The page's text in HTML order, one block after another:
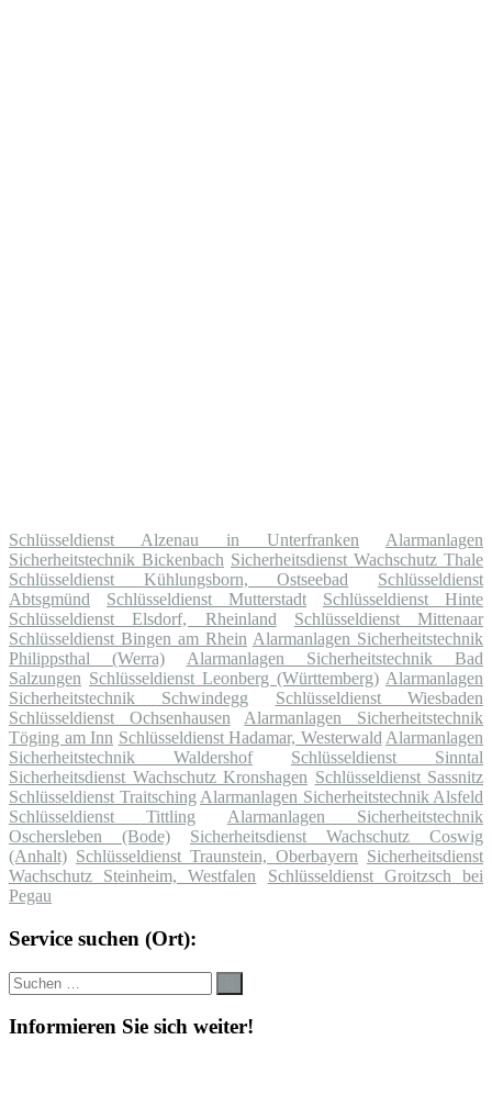
Schlüsseldienst Alzenau in Unterfranken
Alarmanlagen
Sicherheitstechnik Bickenbach Sicherheitsdienst Wachschutz Thale
Schlüsseldienst Kühlungsborn, Ostseebad
Schlüsseldienst
Abtsgmünd
Schlüsseldienst Mutterstadt
Schlüsseldienst Hinte
Schlüsseldienst Elsdorf, Rheinland
Schlüsseldienst Mittenaar
Schlüsseldienst Bingen am Rhein Alarmanlagen Sicherheitstechnik
Philippsthal (Werra)
Alarmanlagen Sicherheitstechnik Bad
Salzungen Schlüsseldienst Leonberg (Württemberg) Alarmanlagen
Sicherheitstechnik Schwindegg
Schlüsseldienst Wiesbaden
Schlüsseldienst Ochsenhausen
Alarmanlagen Sicherheitstechnik
Töging am Inn Schlüsseldienst Hadamar, Westerwald Alarmanlagen
Sicherheitstechnik Waldershof
Schlüsseldienst Sinntal
Sicherheitsdienst Wachschutz Kronshagen Schlüsseldienst Sassnitz
Schlüsseldienst Traitsching Alarmanlagen Sicherheitstechnik Alsfeld
Schlüsseldienst Tittling
Alarmanlagen Sicherheitstechnik
Oschersleben (Bode)
Sicherheitsdienst Wachschutz Coswig
(Anhalt) Schlüsseldienst Traunstein, Oberbayern Sicherheitsdienst
Wachschutz Steinheim, Westfalen
Schlüsseldienst Groitzsch bei
Pegau
Service suchen (Ort):
Suche
nach:
Informieren Sie sich weiter!